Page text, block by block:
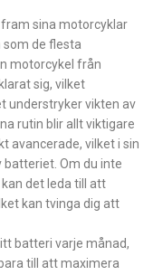
sina motorcyklar
de flesta
motorcykel från
sig, vilket
understryker vikten av
rutin blir allt viktigare
avancerade, vilket i sin
batteriet. Om du inte
det leda till att
kan tvinga dig att
batteri varje månad,
till att maximera